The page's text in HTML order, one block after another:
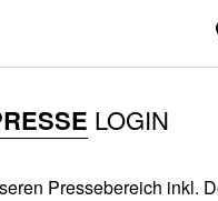
LOGIN
Pressebereich inkl.